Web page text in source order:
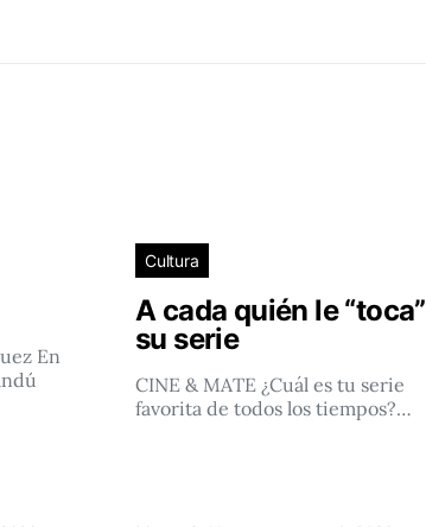
En
Cultura
A cada quién le “toca”
su serie
CINE & MATE ¿Cuál es tu serie
favorita de todos los tiempos?…